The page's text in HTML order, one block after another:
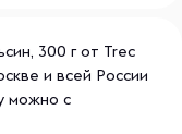
300 г от Trec
и всей России
можно с